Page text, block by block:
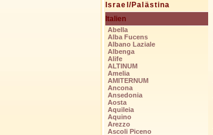
Israel/Palästina
Italien
Abella
Alba Fucens
Albano Laziale
Albenga
Alife
ALTINUM
Amelia
AMITERNUM
Ancona
Ansedonia
Aosta
Aquileia
Aquino
Arezzo
Ascoli Piceno